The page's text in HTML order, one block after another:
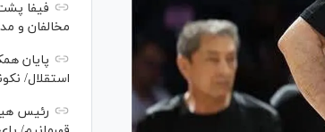
فیفا
مخالفان و
پایان
استقلال/
رئیس